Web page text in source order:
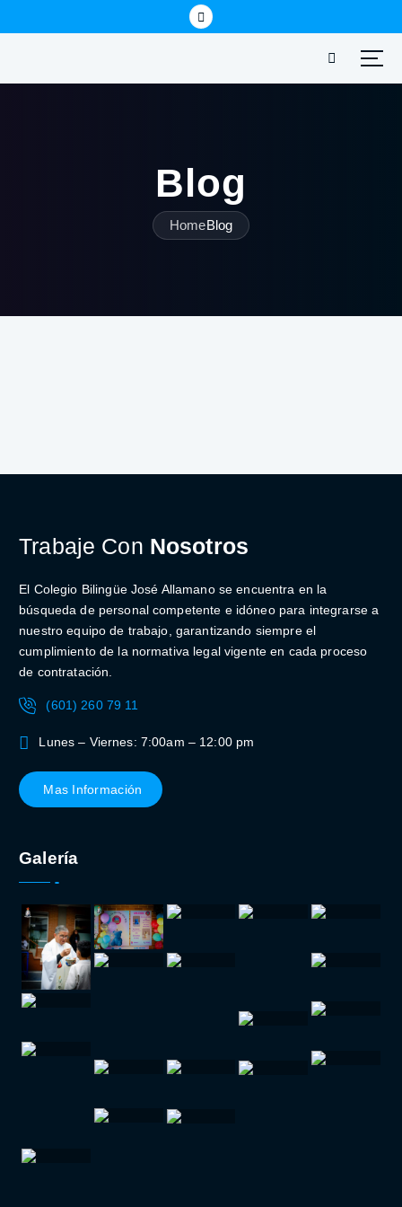
Blog
HomeBlog
Trabaje Con Nosotros
El Colegio Bilingüe José Allamano se encuentra en la
búsqueda de personal competente e idóneo para integrarse a
nuestro equipo de trabajo, garantizando siempre el
cumplimiento de la normativa legal vigente en cada proceso
de contratación.
(601) 260 79 11
Lunes – Viernes: 7:00am – 12:00 pm
Mas Información
Galería